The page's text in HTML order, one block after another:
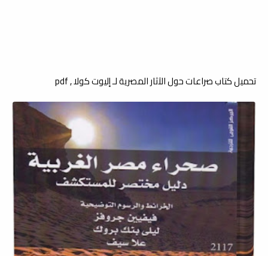
تحميل كتاب صراعات حول الآثار المصرية لـ إليوت كولا , pdf